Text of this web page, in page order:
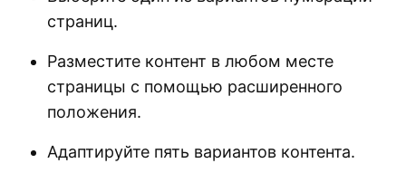
страниц.
Разместите контент в любом месте
страницы с помощью расширенного
положения.
Адаптируйте пять вариантов контента.